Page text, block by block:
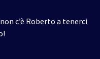
c’è Roberto a tenerci